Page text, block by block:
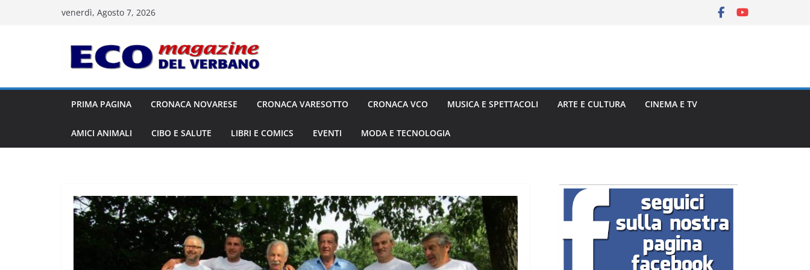
venerdì, Agosto 7, 2026
PRIMA PAGINA CRONACA NOVARESE CRONACA VARESOTTO CRONACA VCO MUSICA E SPETTACOLI ARTE E CULTURA CINEMA E TV
AMICI ANIMALI CIBO E SALUTE LIBRI E COMICS EVENTI MODA E TECNOLOGIA